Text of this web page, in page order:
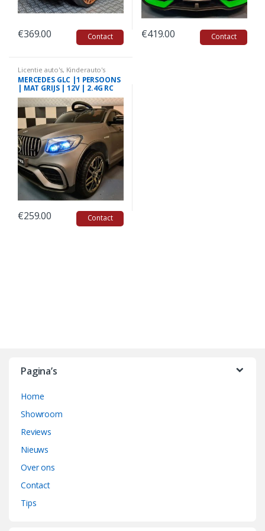
€369.00 Contact €419.00 Contact
Licentie auto's, Kinderauto's
Mercedes
MERCEDES GLC |1 PERSOONS
| MAT GRIJS | 12V | 2.4G RC
€259.00 Contact
Pagina’s
Home
Showroom
Reviews
Nieuws
Over ons
Contact
Tips